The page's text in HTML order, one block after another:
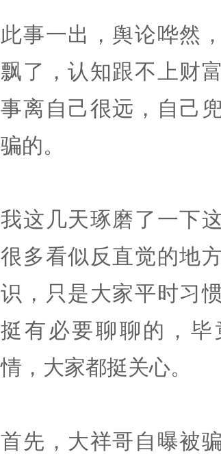
此事一出，舆论哗然
飘了，认知跟不上财
事离自己很远，自己
骗的。
我这几天琢磨了一下
很多看似反直觉的地
识，只是大家平时习
挺有必要聊聊的，
情，大家都挺关心。
首先，大祥哥自曝被